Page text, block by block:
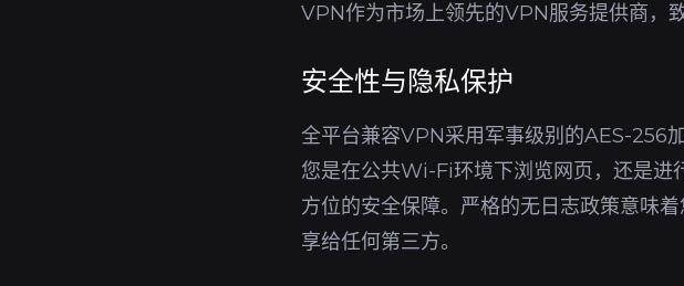
VPN作为市场上领先的VPN服务提供商，
安全性与隐私保护
全平台兼容VPN采用军事级别的AES-256
您是在公共Wi-Fi环境下浏览网页，还是
方位的安全保障。严格的无日志政策意味
享给任何第三方。